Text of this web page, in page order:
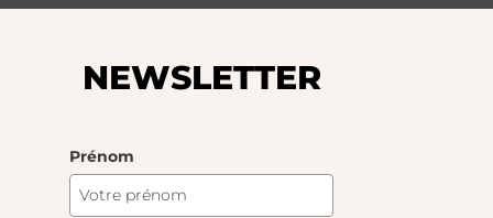
et le droit des marques.
NEWSLETTER
Prénom